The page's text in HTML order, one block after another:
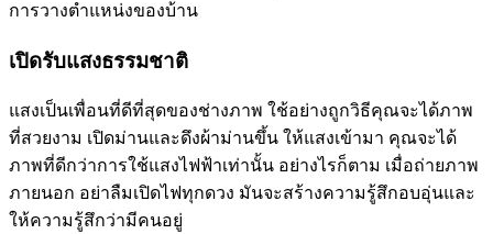
การวางตำแหน่งของบ้าน
เปิดรับแสงธรรมชาติ
แสงเป็นเพื่อนที่ดีที่สุดของช่างภาพ ใช้อย่างถูกวิธีคุณจะได้ภาพ
ที่สวยงาม เปิดม่านและดึงผ้าม่านขึ้น ให้แสงเข้ามา คุณจะได้
ภาพที่ดีกว่าการใช้แสงไฟฟ้าเท่านั้น อย่างไรก็ตาม เมื่อถ่ายภาพ
ภายนอก อย่าลืมเปิดไฟทุกดวง มันจะสร้างความรู้สึกอบอุ่นและ
ให้ความรู้สึกว่ามีคนอยู่